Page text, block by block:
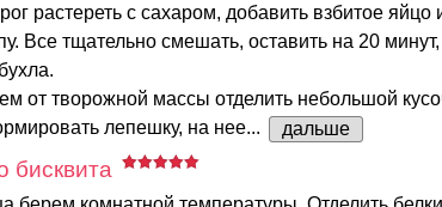
растереть с сахаром, добавить взбитое
Все тщательно смешать, оставить на 20
от творожной массы отделить небольшой
лепешку, на нее...
дальше
бисквита